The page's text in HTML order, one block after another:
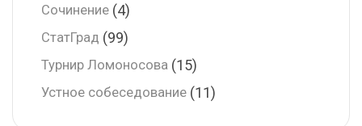
Сочинение (4)
СтатГрад (99)
Турнир Ломоносова (15)
Устное собеседование (11)